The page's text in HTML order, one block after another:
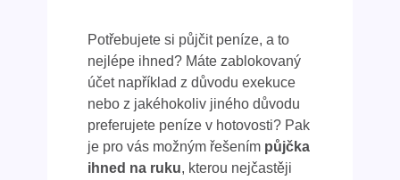
Potřebujete si půjčit peníze, a to
nejlépe ihned? Máte zablokovaný
účet například z důvodu exekuce
nebo z jakéhokoliv jiného důvodu
preferujete peníze v hotovosti? Pak
je pro vás možným řešením půjčka
ihned na ruku, kterou nejčastěji